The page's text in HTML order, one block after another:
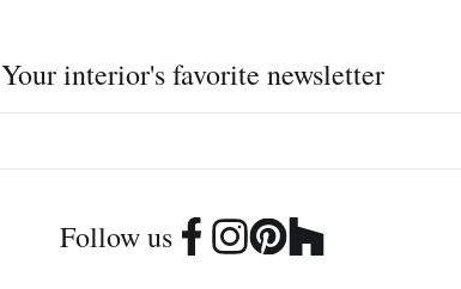
Your interior's favorite newsletter
Follow us